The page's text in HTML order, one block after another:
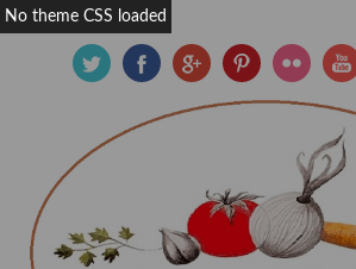
No theme CSS loaded